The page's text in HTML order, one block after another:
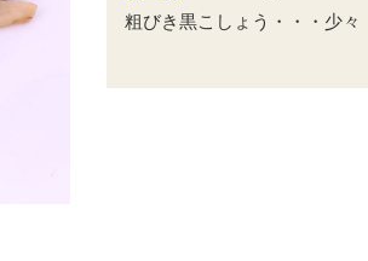
粗びき黒こしょう・・・少々